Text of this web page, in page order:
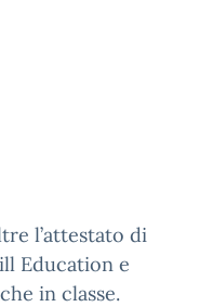
l’attestato di
Education e
in classe.